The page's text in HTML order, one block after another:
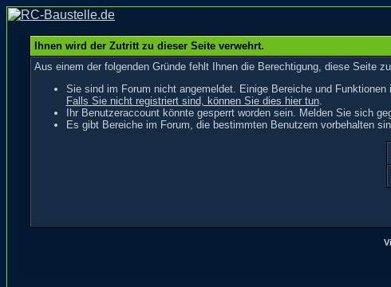
Ihnen wird der Zutritt zu dieser Seite verwehrt.
Aus einem der folgenden Gründe fehlt Ihnen die Berechtigung, diese Seite
Sie sind im Forum nicht angemeldet. Einige Bereiche und
Falls Sie nicht registriert sind, können Sie dies hier tun.
Ihr Benutzeraccount könnte gesperrt worden sein. Melden Sie sich
Es gibt Bereiche im Forum, die bestimmten Benutzern vorbehalten